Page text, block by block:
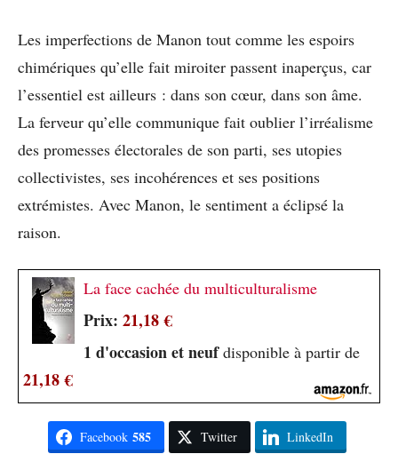
Les imperfections de Manon tout comme les espoirs
chimériques qu’elle fait miroiter passent inaperçus, car
l’essentiel est ailleurs : dans son cœur, dans son âme.
La ferveur qu’elle communique fait oublier l’irréalisme
des promesses électorales de son parti, ses utopies
collectivistes, ses incohérences et ses positions
extrémistes. Avec Manon, le sentiment a éclipsé la
raison.
La face cachée du multiculturalisme
Prix: 21,18 €
1 d'occasion et neufdisponible à partir de
21,18 €
Facebook 585 Twitter LinkedIn